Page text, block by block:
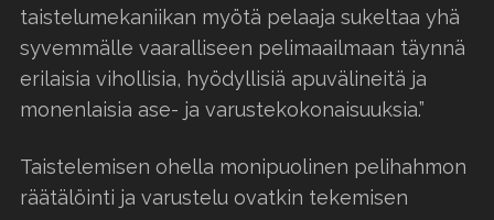
taistelumekaniikan myötä pelaaja sukeltaa yhä
syvemmälle vaaralliseen pelimaailmaan täynnä
erilaisia vihollisia, hyödyllisiä apuvälineitä ja
monenlaisia ase- ja varustekokonaisuuksia.”
Taistelemisen ohella monipuolinen pelihahmon
räätälöinti ja varustelu ovatkin tekemisen